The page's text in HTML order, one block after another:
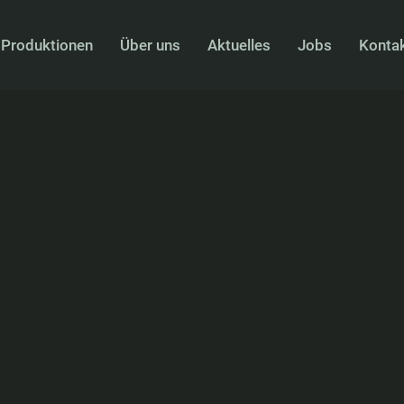
Produktionen Über uns Aktuelles Jobs